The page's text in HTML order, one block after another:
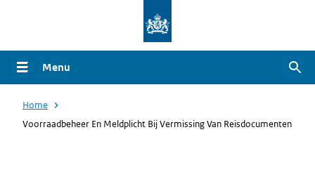
naar
de
gaan
Menu
Home
Voorraadbeheer En Meldplicht Bij Vermissing Van Reisdocumenten